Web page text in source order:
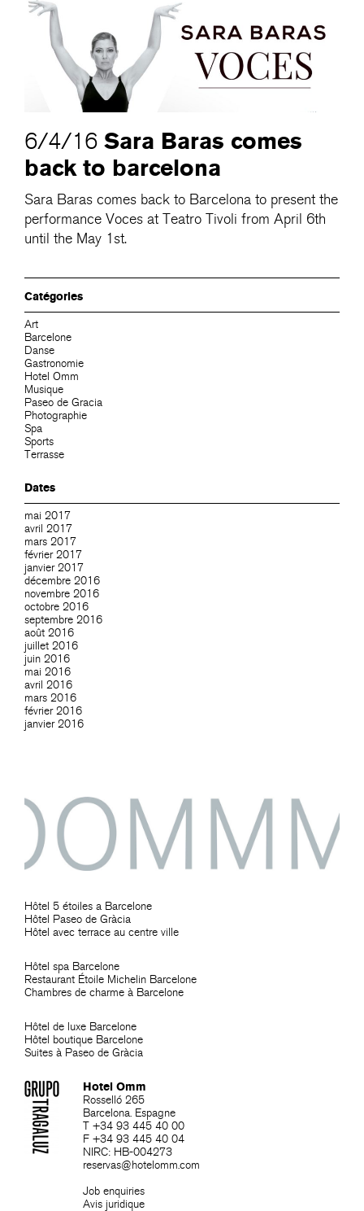
6/4/16 Sara Baras comes
back to barcelona
Sara Baras comes back to Barcelona to present the
performance Voces at Teatro Tivoli from April 6th
until the May 1st.
Catégories
Art
Barcelone
Danse
Gastronomie
Hotel Omm
Musique
Paseo de Gracia
Photographie
Spa
Sports
Terrasse
Dates
mai 2017
avril 2017
mars 2017
février 2017
janvier 2017
décembre 2016
novembre 2016
octobre 2016
septembre 2016
août 2016
juillet 2016
juin 2016
mai 2016
avril 2016
mars 2016
février 2016
janvier 2016
Hôtel 5 étoiles a Barcelone
Hôtel Paseo de Gràcia
Hôtel avec terrace au centre ville
Hôtel spa Barcelone
Restaurant Étoile Michelin Barcelone
Chambres de charme à Barcelone
Hôtel de luxe Barcelone
Hôtel boutique Barcelone
Suites à Paseo de Gràcia
Hotel Omm
Rosselló 265
Barcelona. Espagne
T +34 93 445 40 00
F +34 93 445 40 04
NIRC: HB-004273
reservas@hotelomm.com
Job enquiries
Avis juridique